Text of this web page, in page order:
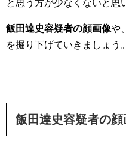
と思う方が少なくないと思
飯田達史容疑者の顔画像や、
を掘り下げていきましょう。
飯田達史容疑者の